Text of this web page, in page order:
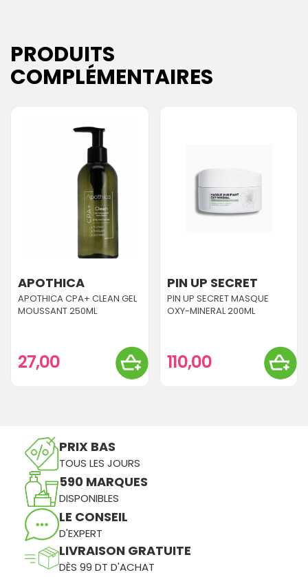
PRODUITS
COMPLÉMENTAIRES
APOTHICA
APOTHICA CPA+ CLEAN GEL
MOUSSANT 250ML
27,00
PIN UP SECRET
PIN UP SECRET MASQUE
OXY-MINERAL 200ML
110,00
PRIX BAS
TOUS LES JOURS
590 MARQUES
DISPONIBLES
LE CONSEIL
D'EXPERT
LIVRAISON GRATUITE
DÈS 99 DT D'ACHAT